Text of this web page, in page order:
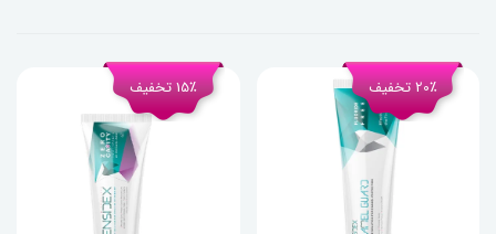
20٪ تخفیف 15٪ تخفیف